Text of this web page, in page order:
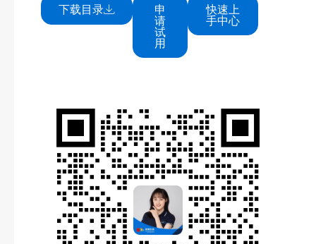
下载目录 申
请
试
用
快速上
手中心